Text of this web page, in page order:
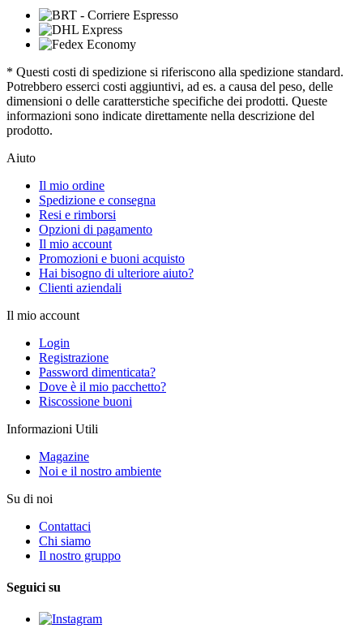
* Questi costi di spedizione si riferiscono alla spedizione standard.
Potrebbero esserci costi aggiuntivi, ad es. a causa del peso, delle
dimensioni o delle caratterstiche specifiche dei prodotti. Queste
informazioni sono indicate direttamente nella descrizione del
prodotto.
Aiuto
Il mio ordine
Spedizione e consegna
Resi e rimborsi
Opzioni di pagamento
Il mio account
Promozioni e buoni acquisto
Hai bisogno di ulteriore aiuto?
Clienti aziendali
Il mio account
Login
Registrazione
Password dimenticata?
Dove è il mio pacchetto?
Riscossione buoni
Informazioni Utili
Magazine
Noi e il nostro ambiente
Su di noi
Contattaci
Chi siamo
Il nostro gruppo
Seguici su